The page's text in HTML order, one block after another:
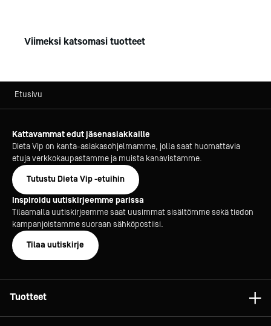
Viimeksi katsomasi tuotteet
Etusivu
Kattavammat edut jäsenasiakkaille
Dieta Vip on kanta-asiakasohjelmamme, jolla saat huomattavia
etuja verkkokaupastamme ja muista kanavistamme.
Tutustu Dieta Vip -etuihin
Inspiroidu uutiskirjeemme parissa
Tilaamalla uutiskirjeemme saat uusimmat sisältömme sekä tiedon
kampanjoistamme suoraan sähköpostiisi.
Tilaa uutiskirje
Tuotteet